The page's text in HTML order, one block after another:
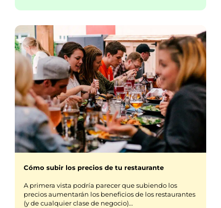
Cómo subir los precios de tu restaurante
A primera vista podría parecer que subiendo los
precios aumentarán los beneficios de los restaurantes
(y de cualquier clase de negocio)…